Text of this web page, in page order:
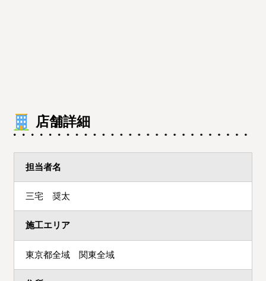
店舗詳細
担当者名
三宅 奨太
施工エリア
東京都全域 関東全域